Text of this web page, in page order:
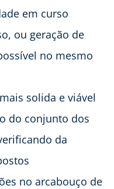
em curso
ou geração de
no mesmo
solida e viável
do conjunto dos
da
no arcabouço de